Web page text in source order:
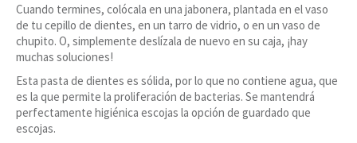
Cuando termines, colócala en una jabonera, plantada en el vaso
de tu cepillo de dientes, en un tarro de vidrio, o en un vaso de
chupito. O, simplemente deslízala de nuevo en su caja, ¡hay
muchas soluciones!
Esta pasta de dientes es sólida, por lo que no contiene agua, que
es la que permite la proliferación de bacterias. Se mantendrá
perfectamente higiénica escojas la opción de guardado que
escojas.